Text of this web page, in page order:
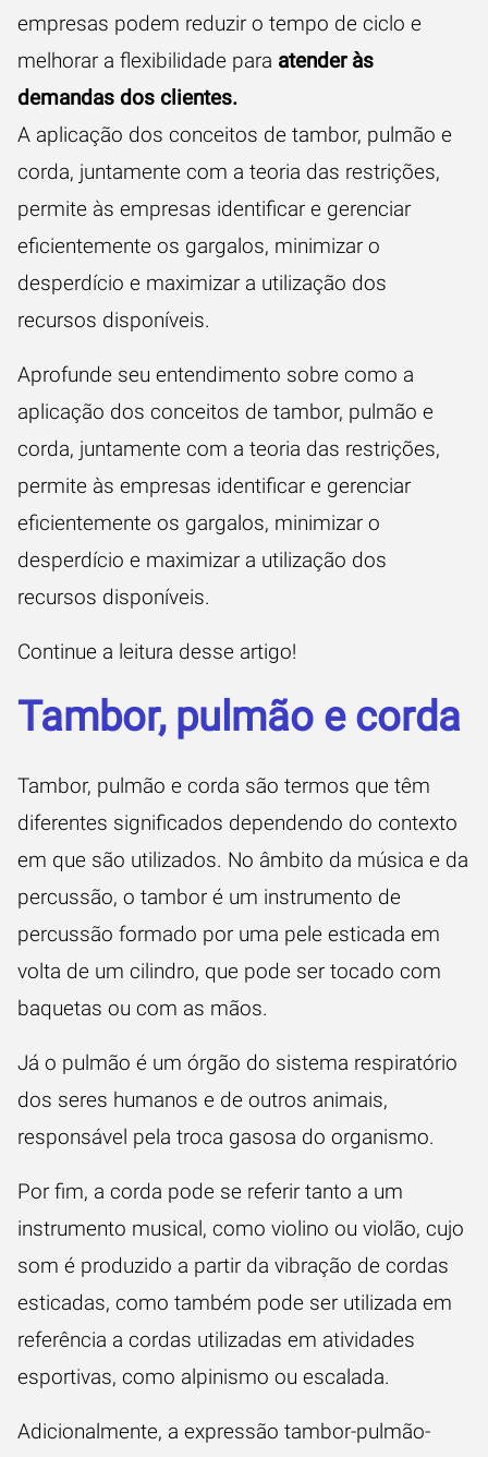
empresas podem reduzir o tempo de ciclo e
melhorar a flexibilidade para atender às
demandas dos clientes.
A aplicação dos conceitos de tambor, pulmão e
corda, juntamente com a teoria das restrições,
permite às empresas identificar e gerenciar
eficientemente os gargalos, minimizar o
desperdício e maximizar a utilização dos
recursos disponíveis.
Aprofunde seu entendimento sobre como a
aplicação dos conceitos de tambor, pulmão e
corda, juntamente com a teoria das restrições,
permite às empresas identificar e gerenciar
eficientemente os gargalos, minimizar o
desperdício e maximizar a utilização dos
recursos disponíveis.
Continue a leitura desse artigo!
Tambor, pulmão e corda
Tambor, pulmão e corda são termos que têm
diferentes significados dependendo do contexto
em que são utilizados. No âmbito da música e da
percussão, o tambor é um instrumento de
percussão formado por uma pele esticada em
volta de um cilindro, que pode ser tocado com
baquetas ou com as mãos.
Já o pulmão é um órgão do sistema respiratório
dos seres humanos e de outros animais,
responsável pela troca gasosa do organismo.
Por fim, a corda pode se referir tanto a um
instrumento musical, como violino ou violão, cujo
som é produzido a partir da vibração de cordas
esticadas, como também pode ser utilizada em
referência a cordas utilizadas em atividades
esportivas, como alpinismo ou escalada.
Adicionalmente, a expressão tambor-pulmão-